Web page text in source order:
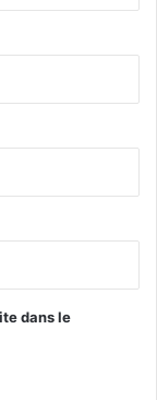
dans le